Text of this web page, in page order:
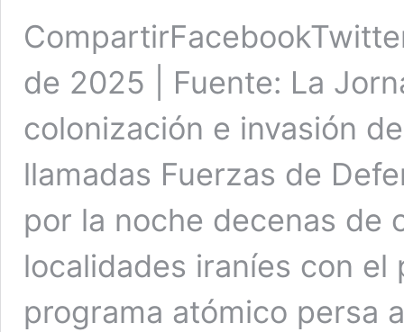
de 2025 | Fuente: La
colonización e invasión
llamadas Fuerzas de
por la noche decenas de
localidades iraníes con
programa atómico persa